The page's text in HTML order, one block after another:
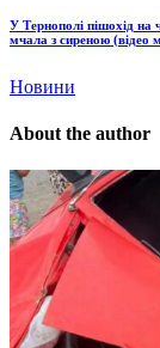
У Тернополі пішохід на
мчала з сиреною (відео
Новини
About the author